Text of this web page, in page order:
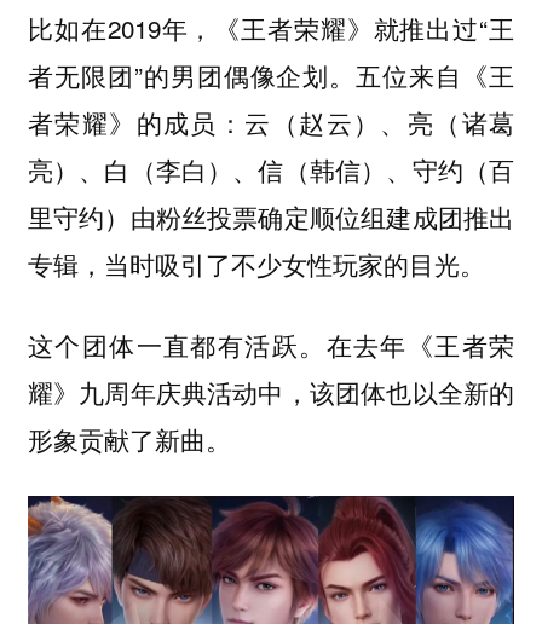
比如在2019年，《王者荣耀》就推出过“王
者无限团”的男团偶像企划。五位来自《王
者荣耀》的成员：云（赵云）、亮（诸葛
亮）、白（李白）、信（韩信）、守约（百
里守约）由粉丝投票确定顺位组建成团推出
专辑，当时吸引了不少女性玩家的目光。
这个团体一直都有活跃。在去年《王者荣
耀》九周年庆典活动中，该团体也以全新的
形象贡献了新曲。